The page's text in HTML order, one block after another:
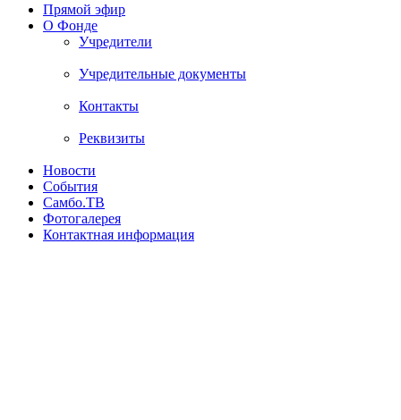
Прямой эфир
О Фонде
Учредители
Учредительные документы
Контакты
Реквизиты
Новости
События
Самбо.ТВ
Фотогалерея
Контактная информация